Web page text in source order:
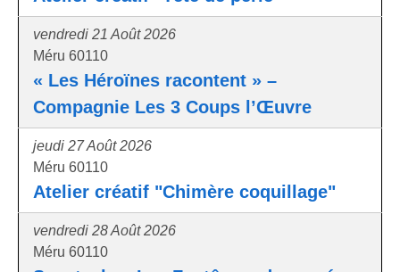
vendredi 21 Août 2026
Méru 60110
« Les Héroïnes racontent » –
Compagnie Les 3 Coups l’Œuvre
jeudi 27 Août 2026
Méru 60110
Atelier créatif "Chimère coquillage"
vendredi 28 Août 2026
Méru 60110